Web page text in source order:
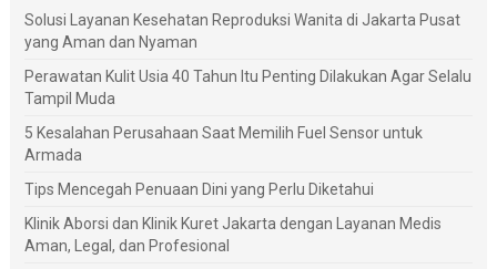
Solusi Layanan Kesehatan Reproduksi Wanita di Jakarta Pusat
yang Aman dan Nyaman
Perawatan Kulit Usia 40 Tahun Itu Penting Dilakukan Agar Selalu
Tampil Muda
5 Kesalahan Perusahaan Saat Memilih Fuel Sensor untuk
Armada
Tips Mencegah Penuaan Dini yang Perlu Diketahui
Klinik Aborsi dan Klinik Kuret Jakarta dengan Layanan Medis
Aman, Legal, dan Profesional